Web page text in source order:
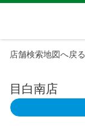
店舗検索地図へ戻る
目白南店